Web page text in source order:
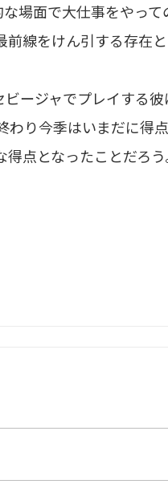
場面で大仕事をやっ
線をけん引する存在と
ージャでプレイする
り今季はいまだに得
点となったことだろ